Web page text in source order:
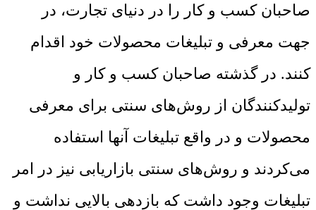
صاحبان کسب و کار را در دنیای تجارت، در
جهت معرفی و تبلیغات محصولات خود اقدام
کنند. در گذشته صاحبان کسب و کار و
تولیدکنندگان از روش‌های سنتی برای معرفی
محصولات و در واقع تبلیغات آنها استفاده
می‌کردند و روش‌های سنتی بازاریابی نیز در امر
تبلیغات وجود داشت که بازدهی بالایی نداشت و